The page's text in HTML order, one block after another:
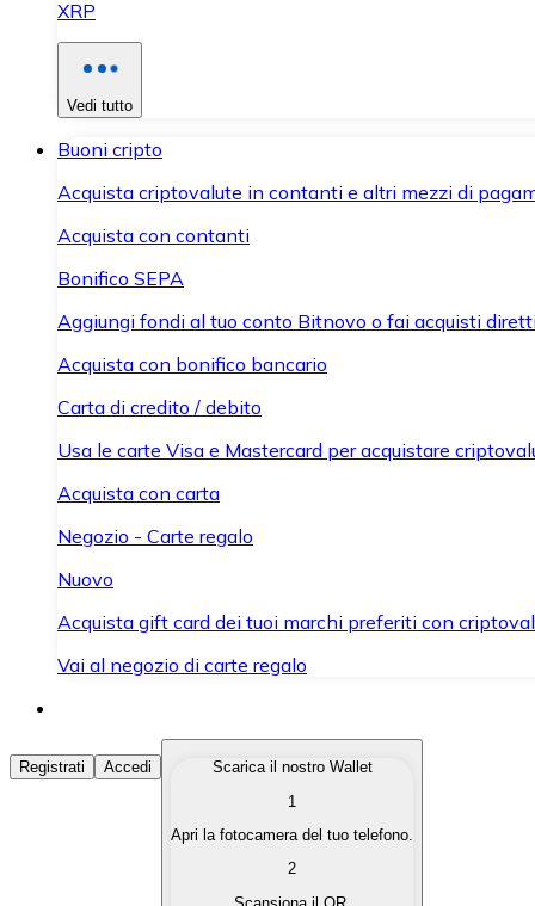
XRP
Vedi tutto
Buoni cripto
Acquista criptovalute in contanti e altri mezzi di
Acquista con contanti
Bonifico SEPA
Aggiungi fondi al tuo conto Bitnovo o fai acquisti
Acquista con bonifico bancario
Carta di credito / debito
Usa le carte Visa e Mastercard per acquistare
Acquista con carta
Negozio - Carte regalo
Nuovo
Acquista gift card dei tuoi marchi preferiti con
Vai al negozio di carte regalo
Acquista Criptovalute
Acquista le criptovalute che ti interessano in modo
Converti le tue criptovalute in valuta fiat quando ne
Registrati Accedi
Scarica il nostro Wallet
1
Apri la fotocamera del tuo telefono.
2